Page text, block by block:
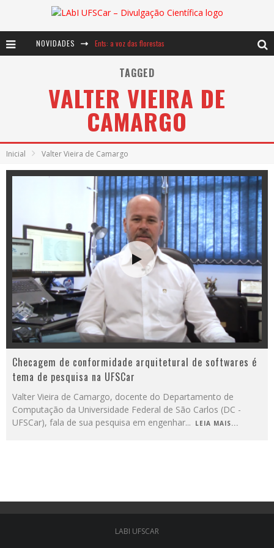
NOVIDADES Ents: a voz das florestas
Notáveis: Bertha Lutz
Baú de Histórias - A jamais imaginada aventura com os moinhos de vento
TAGGED
VALTER VIEIRA DE
CAMARGO
Inicial Valter Vieira de Camargo
Checagem de conformidade arquitetural de softwares é
tema de pesquisa na UFSCar
Valter Vieira de Camargo, docente do Departamento de
Computação da Universidade Federal de São Carlos (DC -
UFSCar), fala de sua pesquisa em engenhar... LEIA MAIS...
LABI UFSCAR